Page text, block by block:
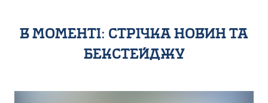
в моменті: стрічка новин та
бекстейджу